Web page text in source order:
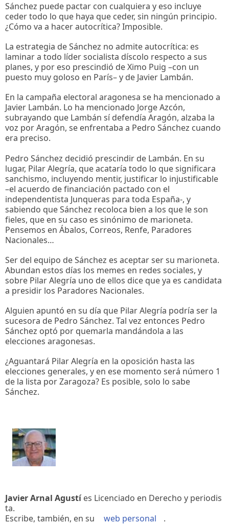
Sánchez puede pactar con cualquiera y eso incluye
ceder todo lo que haya que ceder, sin ningún principio.
¿Cómo va a hacer autocrítica? Imposible.
La estrategia de Sánchez no admite autocrítica: es
laminar a todo líder socialista díscolo respecto a sus
planes, y por eso prescindió de Ximo Puig –con un
puesto muy goloso en París– y de Javier Lambán.
En la campaña electoral aragonesa se ha mencionado a
Javier Lambán. Lo ha mencionado Jorge Azcón,
subrayando que Lambán sí defendía Aragón, alzaba la
voz por Aragón, se enfrentaba a Pedro Sánchez cuando
era preciso.
Pedro Sánchez decidió prescindir de Lambán. En su
lugar, Pilar Alegría, que acataría todo lo que significara
sanchismo, incluyendo mentir, justificar lo injustificable
–el acuerdo de financiación pactado con el
independentista Junqueras para toda España-, y
sabiendo que Sánchez recoloca bien a los que le son
fieles, que en su caso es sinónimo de marioneta.
Pensemos en Ábalos, Correos, Renfe, Paradores
Nacionales…
Ser del equipo de Sánchez es aceptar ser su marioneta.
Abundan estos días los memes en redes sociales, y
sobre Pilar Alegría uno de ellos dice que ya es candidata
a presidir los Paradores Nacionales.
Alguien apuntó en su día que Pilar Alegría podría ser la
sucesora de Pedro Sánchez. Tal vez entonces Pedro
Sánchez optó por quemarla mandándola a las
elecciones aragonesas.
¿Aguantará Pilar Alegría en la oposición hasta las
elecciones generales, y en ese momento será número 1
de la lista por Zaragoza? Es posible, solo lo sabe
Sánchez.
Javier Arnal Agustíes Licenciado en Derecho y periodis
ta.
Escribe, también, en su
web personal .